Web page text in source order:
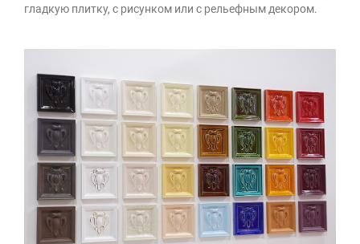
гладкую плитку, с рисунком или с рельефным декором.